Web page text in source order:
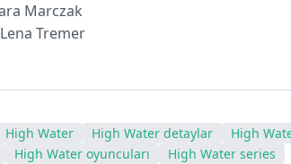
Marczak
Tremer
High Water High Water detaylar High
High Water oyuncuları High Water series